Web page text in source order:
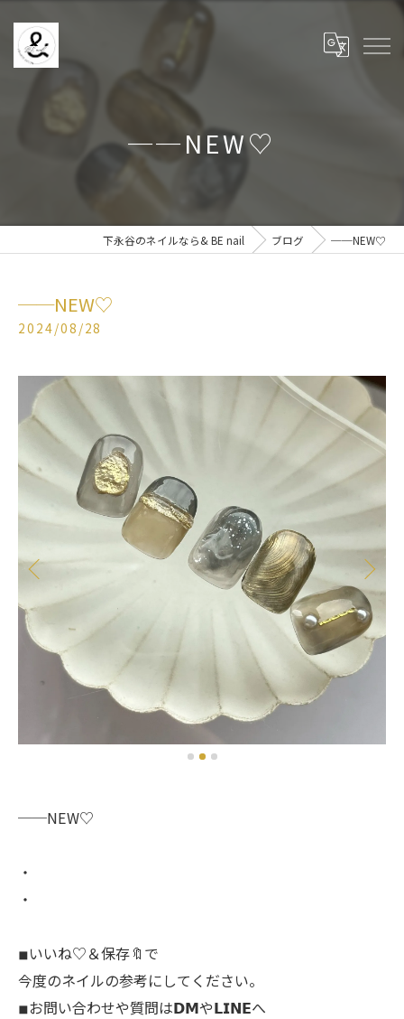
──NEW♡
下永谷のネイルなら& BE nail ブログ ──NEW♡
──NEW♡
2024/08/28
──NEW♡
・
・
◾︎いいね♡＆保存🔖で
今度のネイルの参考にしてください。
◾︎お問い合わせや質問は𝗗𝗠や𝗟𝗜𝗡𝗘へ